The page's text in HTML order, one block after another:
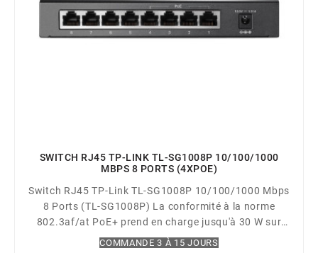
SWITCH RJ45 TP-LINK TL-SG1008P 10/100/1000
MBPS 8 PORTS (4XPOE)
Switch RJ45 TP-Link TL-SG1008P 10/100/1000 Mbps
8 Ports (TL-SG1008P) La conformité à la norme
802.3af/at PoE+ prend en charge jusqu'à 30 W sur
chaque port PoE. Le budget d'alimentation PoE total
COMMANDE 3 À 15 JOURS